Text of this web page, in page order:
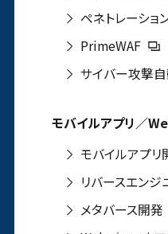
ペネトレーショ
PrimeWAF
サイバー攻撃
モバイルアプリ／
モバイルアプリ
リバースエンジ
メタバース開発